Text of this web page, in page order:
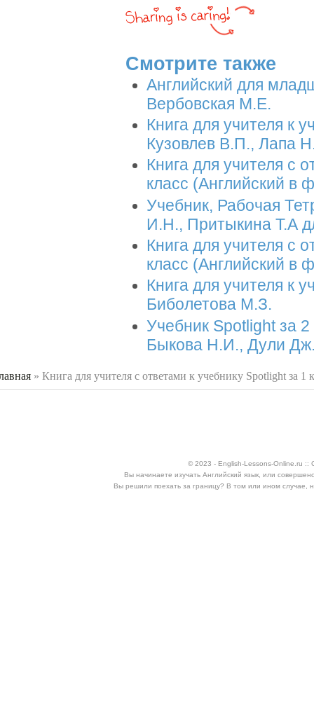
Смотрите также
Английский для
Вербовская М.Е.
Книга для учителя к
Кузовлев В.П., Лапа
Книга для учителя с
класс (Английский в
Учебник, Рабочая
И.Н., Притыкина Т.А
Книга для учителя с
класс (Английский в
Книга для учителя к
Биболетова М.З.
Учебник Spotlight за
Быкова Н.И., Дули
» Книга для учителя с ответами к учебнику Spotlight за
© 2023 - English-Lessons-Online.ru ::
Вы начинаете изучать Английский язык, или
Вы решили поехать за границу? В том или ином случае,